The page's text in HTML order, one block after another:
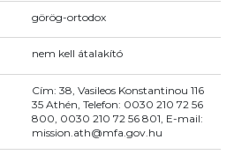
görög-ortodox
nem kell átalakító
Cím: 38, Vasileos Konstantinou 116
35 Athén, Telefon: 0030 210 72 56
800, 0030 210 72 56 801, E-mail:
mission.ath@mfa.gov.hu